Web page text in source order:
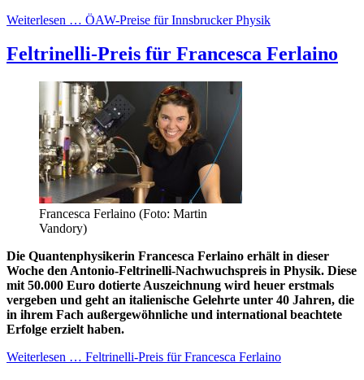
Weiterlesen … ÖAW-Preise für Innsbrucker Physik
Feltrinelli-Preis für Francesca Ferlaino
Francesca Ferlaino (Foto: Martin
Vandory)
Die Quantenphysikerin Francesca Ferlaino erhält in dieser
Woche den Antonio-Feltrinelli-Nachwuchspreis in Physik. Diese
mit 50.000 Euro dotierte Auszeichnung wird heuer erstmals
vergeben und geht an italienische Gelehrte unter 40 Jahren, die
in ihrem Fach außergewöhnliche und international beachtete
Erfolge erzielt haben.
Weiterlesen … Feltrinelli-Preis für Francesca Ferlaino